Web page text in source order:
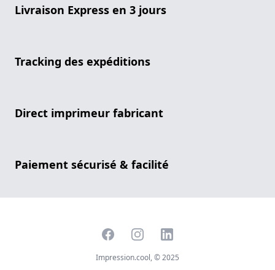
Livraison Express en 3 jours
Tracking des expéditions
Direct imprimeur fabricant
Paiement sécurisé & facilité
FacebookInstagramLinkedIn
Impression.cool, © 2025